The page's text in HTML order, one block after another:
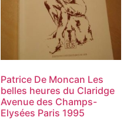
Patrice De Moncan Les
belles heures du Claridge
Avenue des Champs-
Elysées Paris 1995